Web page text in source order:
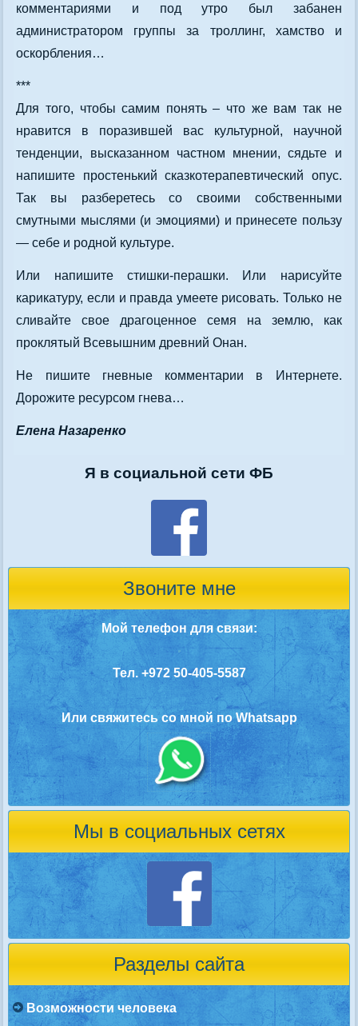
комментариями и под утро был забанен
администратором группы за троллинг, хамство и
оскорбления…
***
Для того, чтобы самим понять – что же вам так не
нравится в поразившей вас культурной, научной
тенденции, высказанном частном мнении, сядьте и
напишите простенький сказкотерапевтический опус.
Так вы разберетесь со своими собственными
смутными мыслями (и эмоциями) и принесете пользу
— себе и родной культуре.
Или напишите стишки-перашки. Или нарисуйте
карикатуру, если и правда умеете рисовать. Только не
сливайте свое драгоценное семя на землю, как
проклятый Всевышним древний Онан.
Не пишите гневные комментарии в Интернете.
Дорожите ресурсом гнева…
Елена Назаренко
Я в социальной сети ФБ
Звоните мне
Мой телефон для связи:
Тел. +972 50-405-5587
Или свяжитесь со мной по Whatsapp
Мы в социальных сетях
Разделы сайта
Возможности человека